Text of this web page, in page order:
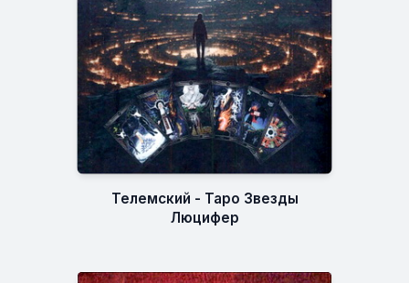
Телемский - Таро Звезды
Люцифер